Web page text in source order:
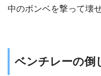
中のボンベを撃って壊
ベンチレーの倒